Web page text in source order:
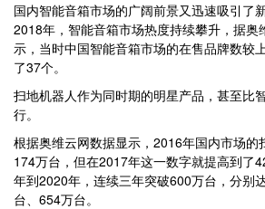
国内智能音箱市场的广阔前景又迅速吸引了
2018年，智能音箱市场热度持续攀升，据奥
示，当时中国智能音箱市场的在售品牌数较
了37个。
扫地机器人作为同时期的明星产品，甚至比
行。
根据奥维云网数据显示，2016年国内市场的
174万台，但在2017年这一数字就提高到了
年到2020年，连续三年突破600万台，分别
台、654万台。